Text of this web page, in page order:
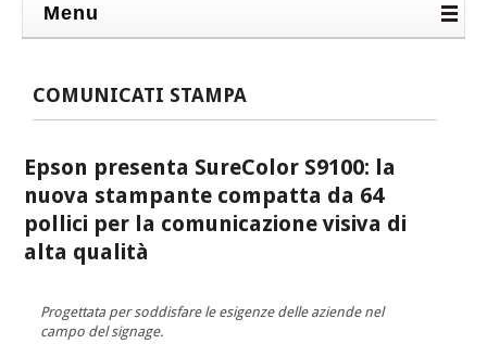
Menu
COMUNICATI STAMPA
Epson presenta SureColor S9100: la
nuova stampante compatta da 64
pollici per la comunicazione visiva di
alta qualità
Progettata per soddisfare le esigenze delle aziende nel
campo del signage.